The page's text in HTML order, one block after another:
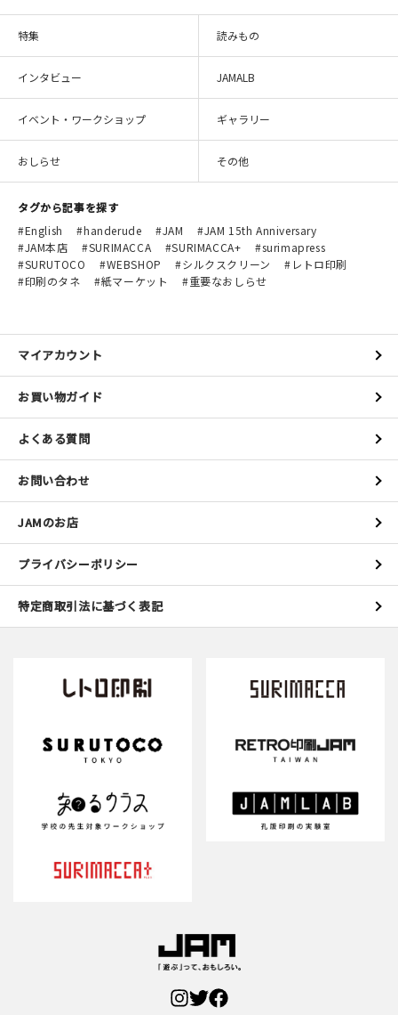
特集 読みもの
インタビュー JAMALB
イベント・ワークショップ ギャラリー
おしらせ その他
タグから記事を探す
English
handerude JAM
JAM 15th Anniversary
JAM本店
SURIMACCA SURIMACCA+
surimapress
SURUTOCO
WEBSHOP シルクスクリーン
レトロ印刷
印刷のタネ
紙マーケット 重要なおしらせ
マイアカウント
お買い物ガイド
よくある質問
お問い合わせ
JAMのお店
プライバシーポリシー
特定商取引法に基づく表記